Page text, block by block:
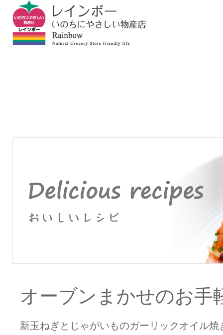
オーブンまかせのお手
新玉ねぎとじゃがいものガーリックオイル焼